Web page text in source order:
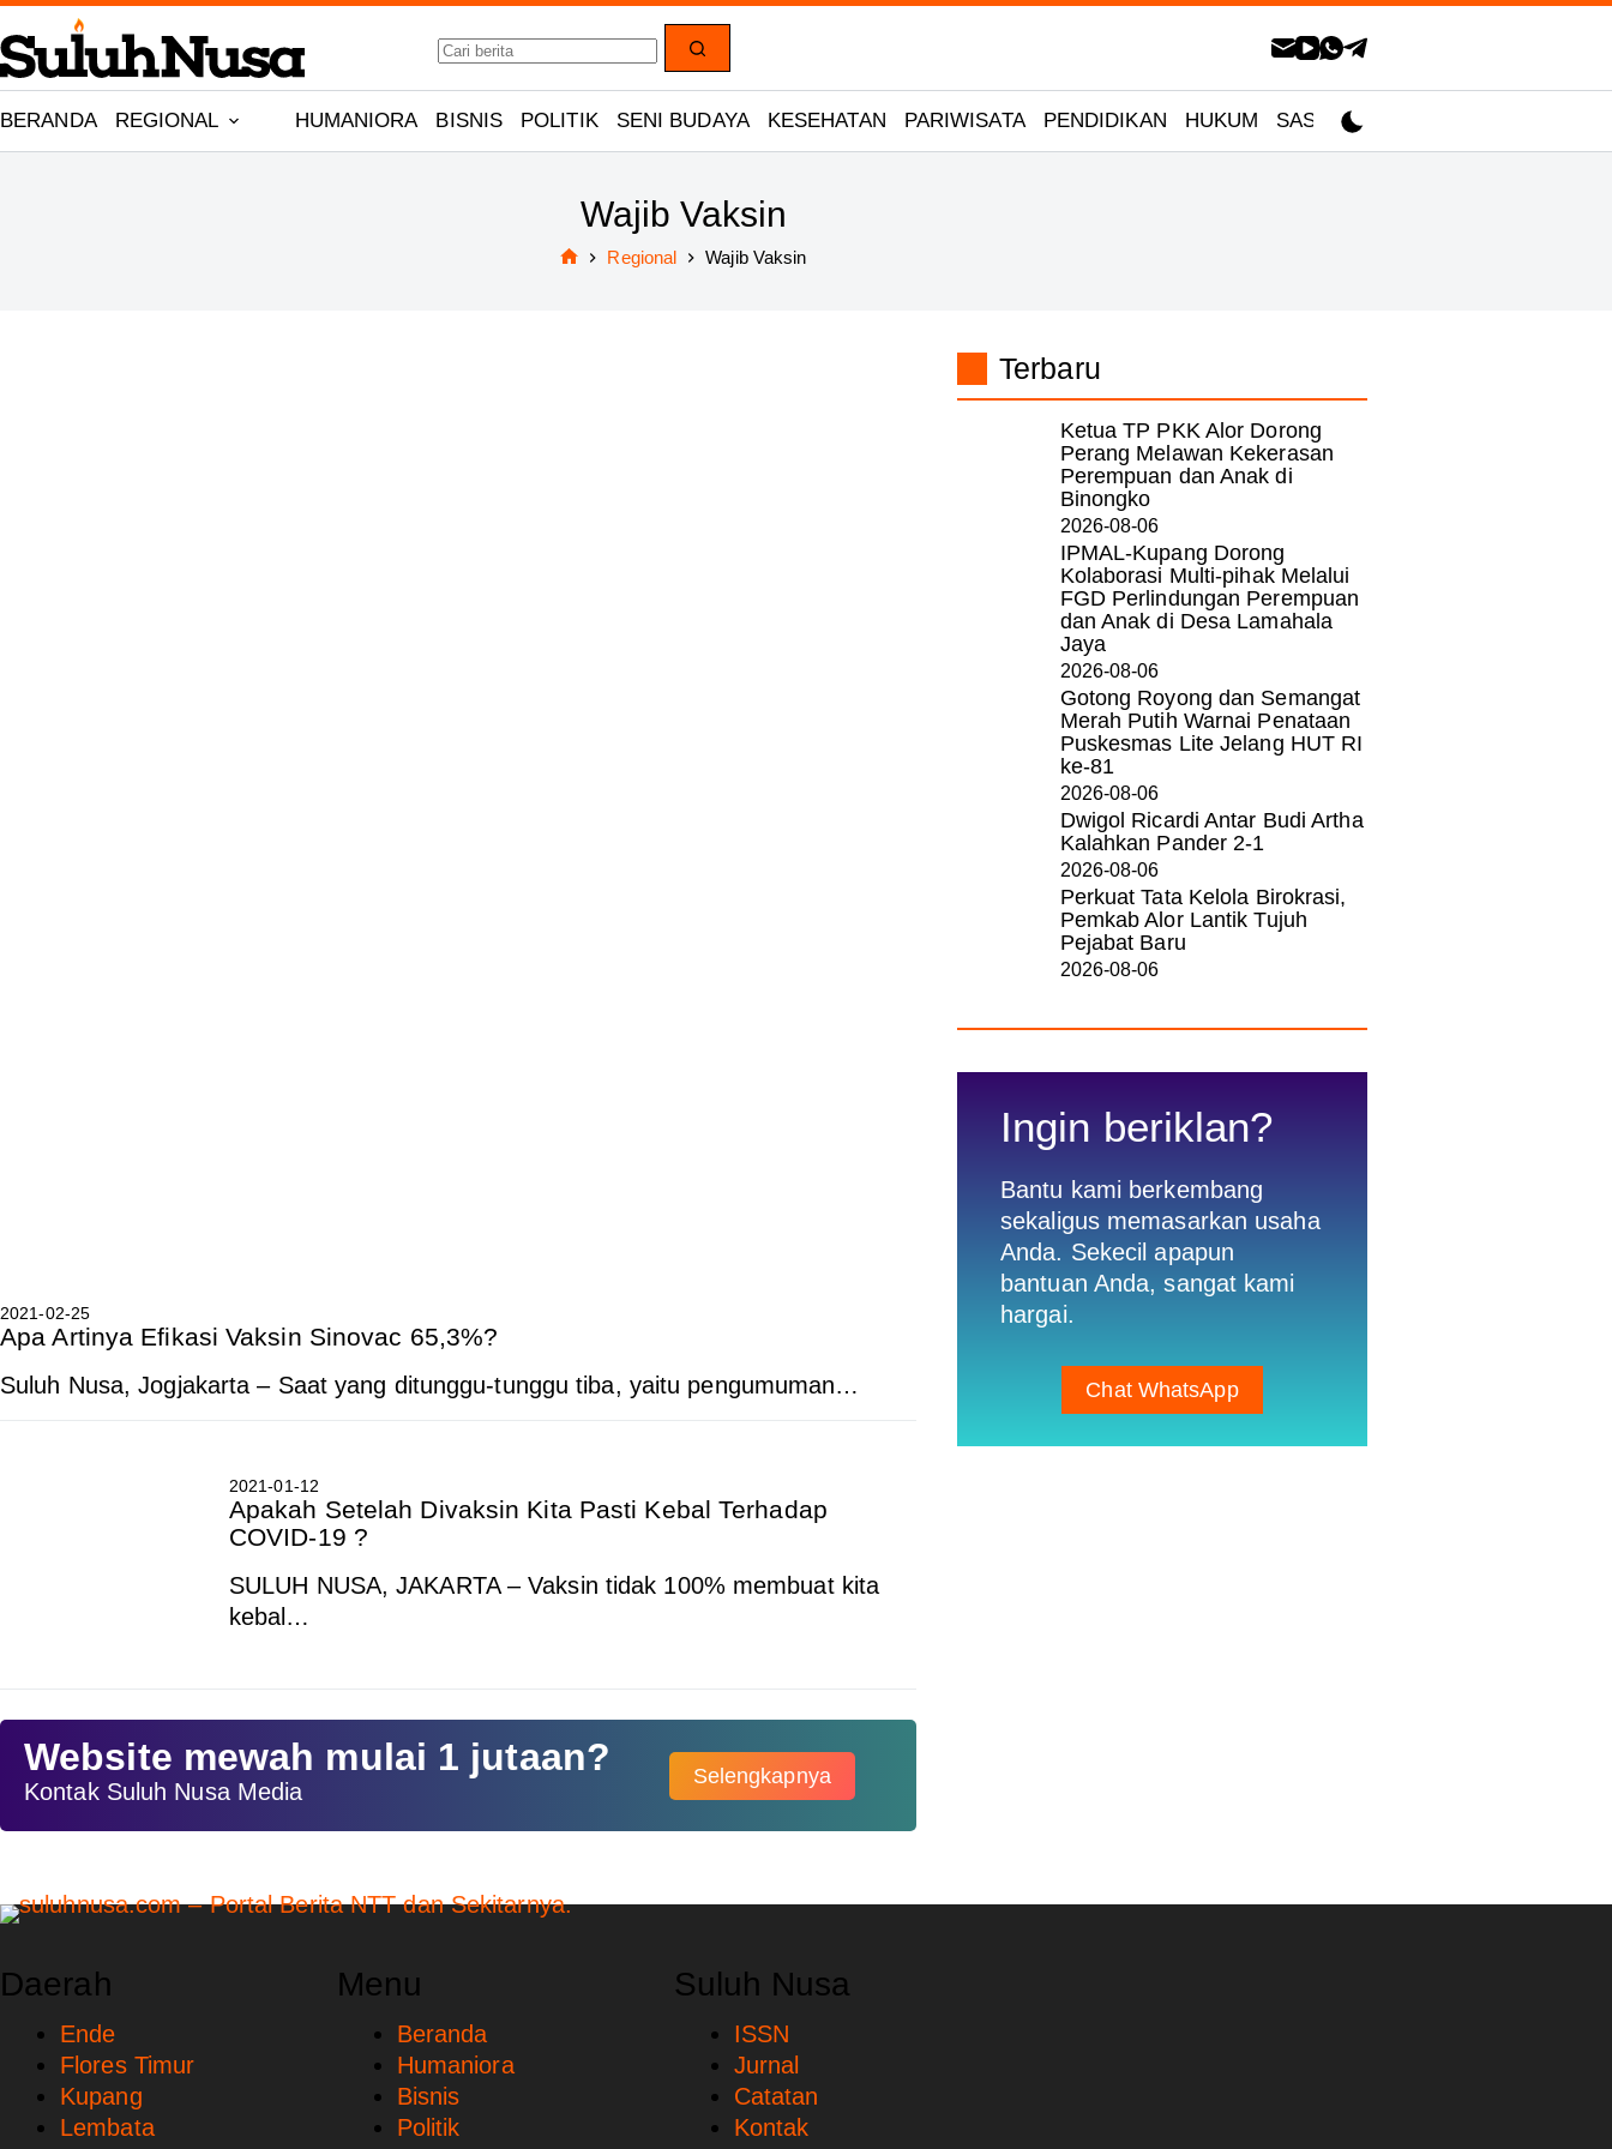
Skip
to
content
No
results
BERANDA REGIONAL HUMANIORA BISNIS POLITIK SENI BUDAYA KESEHATAN PARIWISATA PENDIDIKAN HUKUM SASTRA
Wajib Vaksin
Regional Wajib Vaksin
2021-02-25
Apa Artinya Efikasi Vaksin Sinovac 65,3%?
Suluh Nusa, Jogjakarta – Saat yang ditunggu-tunggu tiba, yaitu pengumuman…
2021-01-12
Apakah Setelah Divaksin Kita Pasti Kebal Terhadap
COVID-19 ?
SULUH NUSA, JAKARTA – Vaksin tidak 100% membuat kita
kebal…
Website mewah mulai 1 jutaan?
Kontak Suluh Nusa Media
Selengkapnya
Terbaru
Ketua TP PKK Alor Dorong
Perang Melawan Kekerasan
Perempuan dan Anak di
Binongko
2026-08-06
IPMAL-Kupang Dorong
Kolaborasi Multi-pihak Melalui
FGD Perlindungan Perempuan
dan Anak di Desa Lamahala
Jaya
2026-08-06
Gotong Royong dan Semangat
Merah Putih Warnai Penataan
Puskesmas Lite Jelang HUT RI
ke-81
2026-08-06
Dwigol Ricardi Antar Budi Artha
Kalahkan Pander 2-1
2026-08-06
Perkuat Tata Kelola Birokrasi,
Pemkab Alor Lantik Tujuh
Pejabat Baru
2026-08-06
Ingin beriklan?
Bantu kami berkembang
sekaligus memasarkan usaha
Anda. Sekecil apapun
bantuan Anda, sangat kami
hargai.
Chat WhatsApp
Daerah
Ende
Flores Timur
Kupang
Lembata
Menu
Beranda
Humaniora
Bisnis
Politik
Suluh Nusa
ISSN
Jurnal
Catatan
Kontak